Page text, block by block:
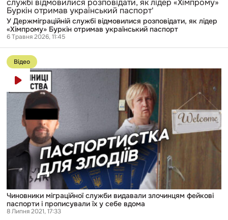
Держміграційній
службі
відмовилися
розповідати,
як
лідер
«Хімпрому»
Буркін
отримав
український
паспорт
У Держміграційній службі відмовилися розповідати, як лідер
«Хімпрому» Буркін отримав український паспорт
6 Травня 2026, 11:45
Перейти
до
публікації
Чиновники
міграційної
служби
видавали
злочинцям
фейкові
паспорти
прописували
себе
вдома
Відео
Чиновники міграційної служби видавали злочинцям фейкові
паспорти і прописували їх у себе вдома
8 Липня 2021, 17:33